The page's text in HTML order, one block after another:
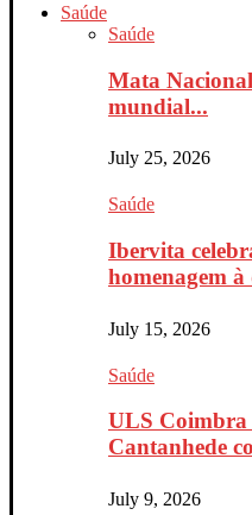
Saúde
Saúde
Mata
mundial...
July 25, 2026
Saúde
Ibervita
homenagem à
July 15, 2026
Saúde
ULS Coimbra
Cantanhede
July 9, 2026